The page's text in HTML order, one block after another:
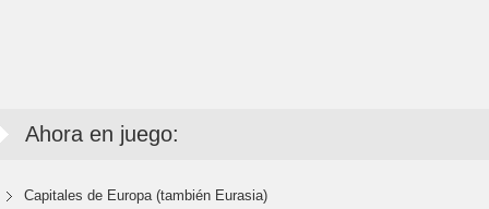
Ahora en juego:
Capitales de Europa (también Eurasia)